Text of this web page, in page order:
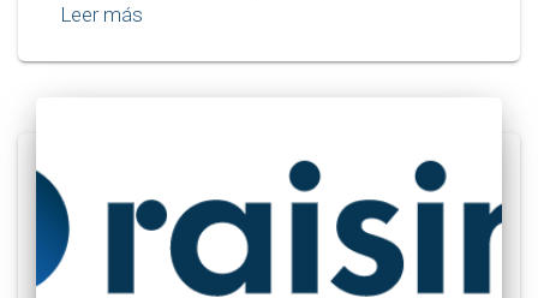
Leer más